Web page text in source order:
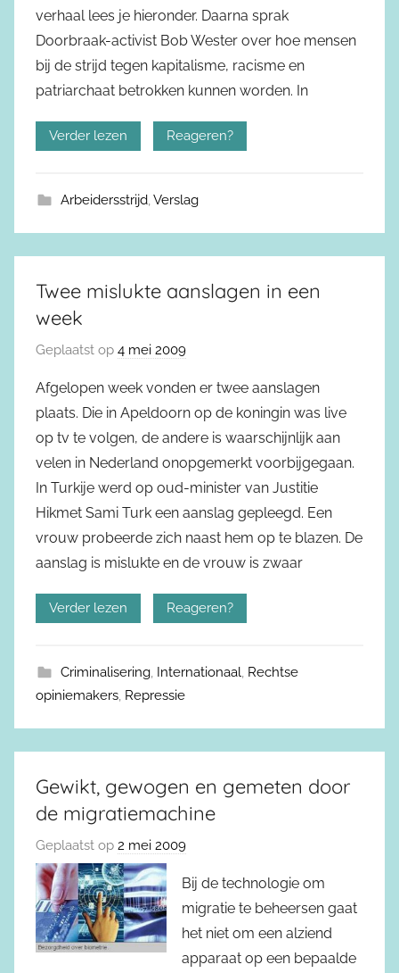
verhaal lees je hieronder. Daarna sprak
Doorbraak-activist Bob Wester over hoe mensen
bij de strijd tegen kapitalisme, racisme en
patriarchaat betrokken kunnen worden. In
Verder lezen Reageren?
Arbeidersstrijd,Verslag
Twee mislukte aanslagen in een
week
Geplaatst op 4 mei 2009
Afgelopen week vonden er twee aanslagen
plaats. Die in Apeldoorn op de koningin was live
op tv te volgen, de andere is waarschijnlijk aan
velen in Nederland onopgemerkt voorbijgegaan.
In Turkije werd op oud-minister van Justitie
Hikmet Sami Turk een aanslag gepleegd. Een
vrouw probeerde zich naast hem op te blazen. De
aanslag is mislukte en de vrouw is zwaar
Verder lezen Reageren?
Criminalisering, Internationaal, Rechtse
opiniemakers, Repressie
Gewikt, gewogen en gemeten door
de migratiemachine
Geplaatst op 2 mei 2009
Bij de technologie om
migratie te beheersen gaat
het niet om een alziend
apparaat op een bepaalde